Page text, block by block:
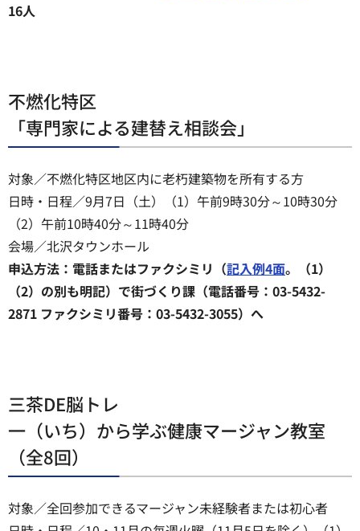
16人
不燃化特区
「専門家による建替え相談会」
対象／不燃化特区地区内に老朽建築物を所有する方
日時・日程／9月7日（土）（1）午前9時30分～10時30分
（2）午前10時40分～11時40分
会場／北沢タウンホール
申込方法：電話またはファクシミリ（記入例4面。（1）
（2）の別も明記）で街づくり課（電話番号：03-5432-
2871 ファクシミリ番号：03-5432-3055）へ
三茶DE脳トレ
一（いち）から学ぶ健康マージャン教室
（全8回）
対象／全回参加できるマージャン未経験者または初心者